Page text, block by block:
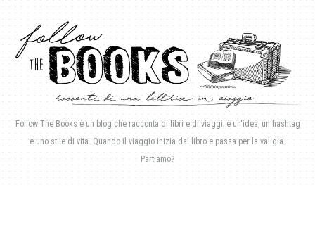
Follow The Books è un blog che racconta di libri e di viaggi; è un'idea, un hashtag
e uno stile di vita. Quando il viaggio inizia dal libro e passa per la valigia.
Partiamo?